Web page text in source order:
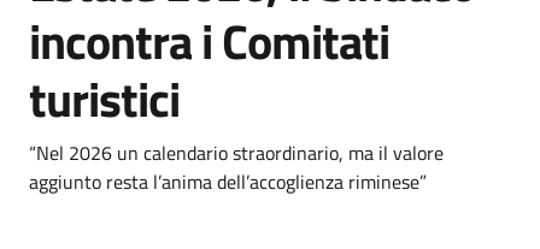
incontra i Comitati
turistici
Dettagli
Descrizione breve
“Nel 2026 un calendario straordinario, ma il valore
aggiunto resta l’anima dell’accoglienza riminese”